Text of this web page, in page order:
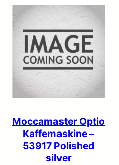
Moccamaster Optio
Kaffemaskine –
53917 Polished
silver